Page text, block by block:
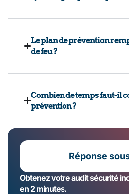
Le plan de prévention
de feu ?
Combien de temps faut-il
prévention ?
Réponse
Obtenez votre audit sécurité
en 2 minutes.